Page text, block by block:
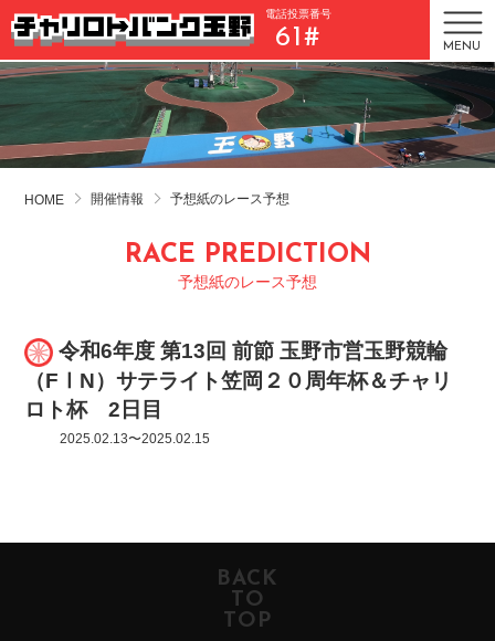
電話投票番号
61# MENU
HOME 開催情報 予想紙のレース予想
RACE PREDICTION
予想紙のレース予想
令和6年度 第13回 前節 玉野市営玉野競輪
（FⅠN）サテライト笠岡２０周年杯＆チャリ
ロト杯 2日目
2025.02.13〜2025.02.15
BACK
TO
TOP